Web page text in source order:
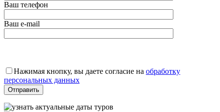
Ваш телефон
Ваш e-mail
это
поле
пустым.
Нажимая кнопку, вы даете согласие на обработку
персональных данных